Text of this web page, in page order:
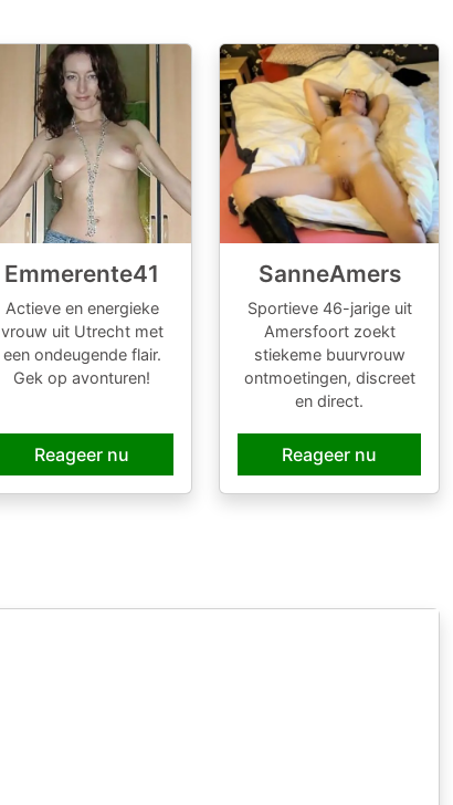
Emmerente41
Actieve en energieke
vrouw uit Utrecht met
een ondeugende flair.
Gek op avonturen!
Reageer nu
SanneAmers
Sportieve 46-jarige uit
Amersfoort zoekt
stiekeme buurvrouw
ontmoetingen, discreet
en direct.
Reageer nu